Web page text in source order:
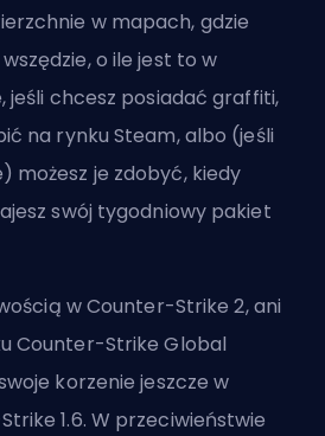
w mapach, gdzie
o ile jest to w
jeśli chcesz posiadać graffiti,
na rynku Steam, albo (jeśli
możesz je zdobyć, kiedy
swój tygodniowy pakiet
w Counter-Strike 2, ani
Counter-Strike Global
korzenie jeszcze w
1.6. W przeciwieństwie